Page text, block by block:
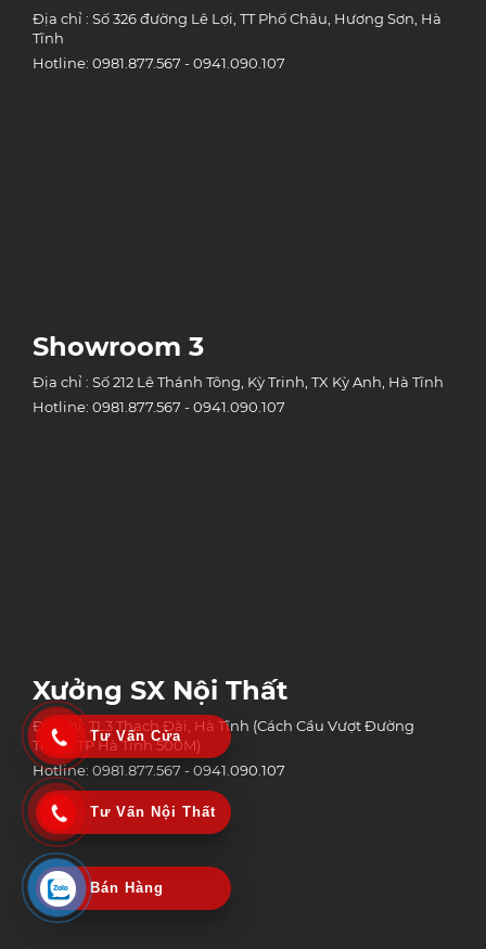
Địa chỉ : Số 326 đường Lê Lợi, TT Phố Châu, Hương Sơn, Hà
Tĩnh
Hotline: 0981.877.567 - 0941.090.107
Showroom 3
Địa chỉ : Số 212 Lê Thánh Tông, Kỳ Trinh, TX Kỳ Anh, Hà Tĩnh
Hotline: 0981.877.567 - 0941.090.107
Xưởng SX Nội Thất
Địa chỉ: TL3 Thạch Đài, Hà Tĩnh (Cách Cầu Vượt Đường
Tránh TP Hà Tĩnh 500M)
Hotline: 0981.877.567 - 0941.090.107
Tư Vấn Cửa
Tư Vấn Nội Thất
Bán Hàng